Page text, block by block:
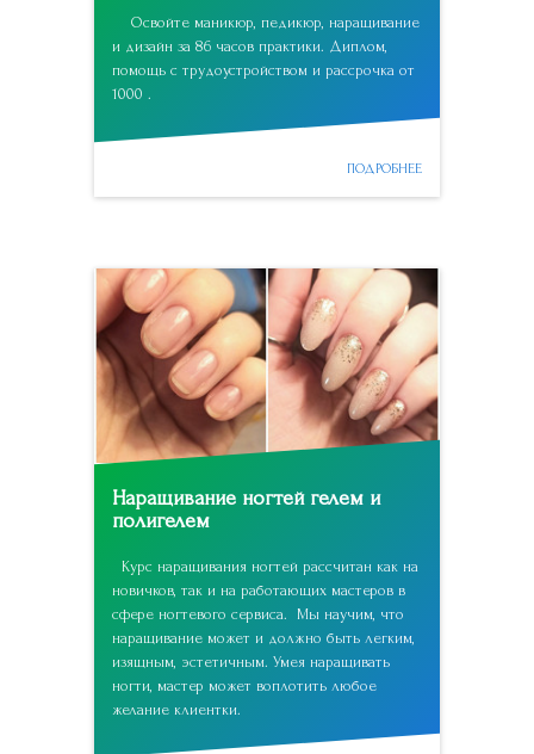
Освойте маникюр, педикюр, наращивание
и дизайн за 86 часов практики. Диплом,
помощь с трудоустройством и рассрочка от
1000 .
ПОДРОБНЕЕ
Наращивание ногтей гелем и
полигелем
Курс наращивания ногтей рассчитан как на
новичков, так и на работающих мастеров в
сфере ногтевого сервиса. Мы научим, что
наращивание может и должно быть легким,
изящным, эстетичным. Умея наращивать
ногти, мастер может воплотить любое
желание клиентки.